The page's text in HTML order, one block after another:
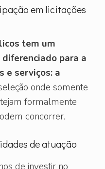
em licitações
tem um
para a
e serviços: a
onde somente
formalmente
concorrer.
de atuação
de investir no